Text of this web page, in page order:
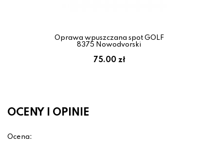
Oprawa wpuszczana spot GOLF
8375 Nowodvorski
75.00 zł
OCENY I OPINIE
Ocena: